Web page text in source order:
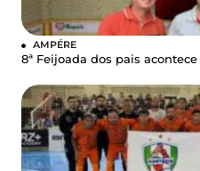
AMPÉRE
8ª Feijoada dos pais